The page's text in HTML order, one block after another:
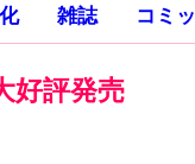
雑誌 コミ
好評発売